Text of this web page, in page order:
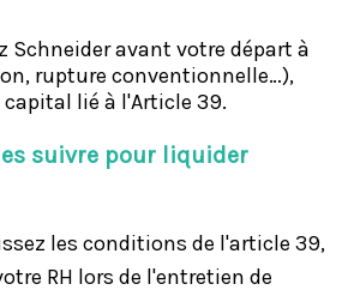
Schneider avant votre départ à
rupture conventionnelle…),
lié à l'Article 39.
suivre pour liquider
les conditions de l'article 39,
RH lors de l'entretien de